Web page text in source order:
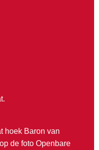
hoek Baron van
de foto Openbare